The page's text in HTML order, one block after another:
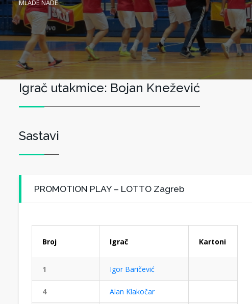
MLADE NADE
Igrač utakmice: Bojan Knežević
Sastavi
PROMOTION PLAY – LOTTO Zagreb
Broj Igrač Kartoni
1 Igor Baričević
4 Alan Klakočar